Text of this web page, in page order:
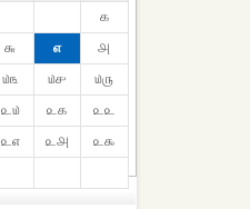
௧
௬ ௭
௮
௰௩ ௰௪
௰௫
௨௰ ௨௧
௨௨
௨௭ ௨௮
௨௯